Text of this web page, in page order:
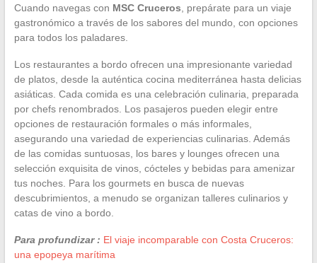
Cuando navegas con MSC Cruceros , prepárate para un viaje
gastronómico a través de los sabores del mundo, con opciones
para todos los paladares.
Los restaurantes a bordo ofrecen una impresionante variedad
de platos, desde la auténtica cocina mediterránea hasta delicias
asiáticas. Cada comida es una celebración culinaria, preparada
por chefs renombrados. Los pasajeros pueden elegir entre
opciones de restauración formales o más informales,
asegurando una variedad de experiencias culinarias. Además
de las comidas suntuosas, los bares y lounges ofrecen una
selección exquisita de vinos, cócteles y bebidas para amenizar
tus noches. Para los gourmets en busca de nuevas
descubrimientos, a menudo se organizan talleres culinarios y
catas de vino a bordo.
Para profundizar : El viaje incomparable con Costa Cruceros:
una epopeya marítima